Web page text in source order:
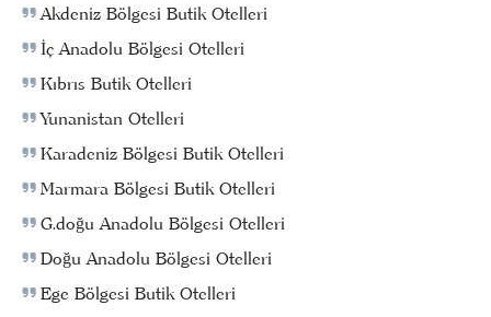
Akdeniz Bölgesi Butik Otelleri
İç Anadolu Bölgesi Otelleri
Kıbrıs Butik Otelleri
Yunanistan Otelleri
Karadeniz Bölgesi Butik Otelleri
Marmara Bölgesi Butik Otelleri
G.doğu Anadolu Bölgesi Otelleri
Doğu Anadolu Bölgesi Otelleri
Ege Bölgesi Butik Otelleri